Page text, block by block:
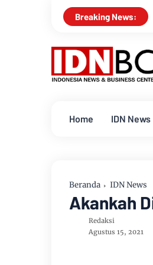
Breaking News:
Untuk Menanggulangi
Home IDN News
Beranda IDN News
Akankah
Redaksi
Agustus 15, 2021